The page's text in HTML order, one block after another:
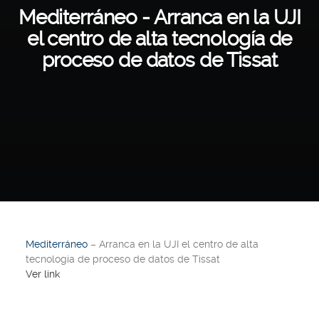
Mediterráneo - Arranca en la UJI
el centro de alta tecnología de
proceso de datos de Tissat
Mediterráneo – Arranca en la UJI el centro de alta
tecnología de proceso de datos de Tissat
Ver link